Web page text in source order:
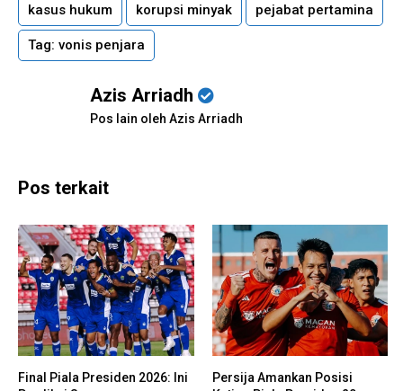
kasus hukum korupsi minyak pejabat pertamina
Tag: vonis penjara
Azis Arriadh
Pos lain oleh Azis Arriadh
Pos terkait
Final Piala Presiden 2026: Ini
Persija Amankan Posisi